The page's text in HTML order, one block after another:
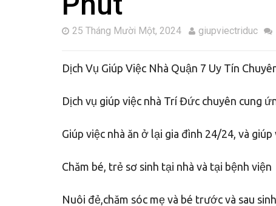
25 Tháng Mười Một, 2024 giupviectriduc
Dịch Vụ Giúp Việc Nhà Quận 7 Uy Tín
Dịch vụ giúp việc nhà Trí Đức chuyên cung
Giúp việc nhà ăn ở lại gia đình 24/24, và
Chăm bé, trẻ sơ sinh tại nhà và tại bệnh viện
Nuôi đẻ,chăm sóc mẹ và bé trước và sau